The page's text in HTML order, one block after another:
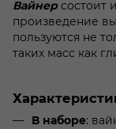
Вайнерсостоит
произведение
пользуются не
таких масс как
В наборе: